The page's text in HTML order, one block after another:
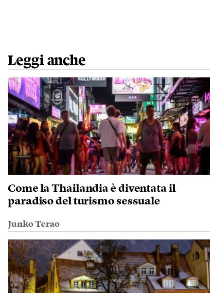
Leggi anche
Come la Thailandia è diventata il
paradiso del turismo sessuale
Junko Terao